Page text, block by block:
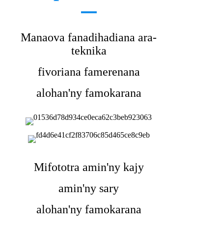
Manaova fanadihadiana ara-
teknika
fivoriana famerenana
alohan'ny famokarana
Mifototra amin'ny kajy
amin'ny sary
alohan'ny famokarana